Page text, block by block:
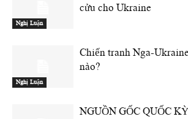
Nghị Luận
cửu cho Ukraine
Nghị Luận
Chiến tranh Nga-
nào?
NGUỒN GỐC QUỐC